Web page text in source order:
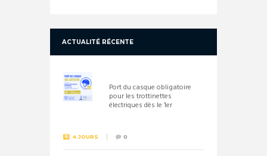
ACTUALITÉ RÉCENTE
Port du casque obligatoire
pour les trottinettes
électriques dès le 1er
4 JOURS 0